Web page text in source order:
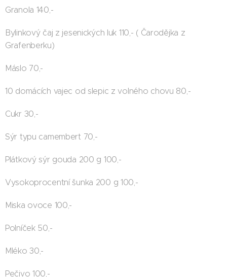
Granola 140,-
Bylinkový čaj z jesenických luk 110,- ( Čarodějka z
Grafenberku)
Máslo 70,-
10 domácích vajec od slepic z volného chovu 80,-
Cukr 30,-
Sýr typu camembert 70,-
Plátkový sýr gouda 200 g 100,-
Vysokoprocentní šunka 200 g 100,-
Miska ovoce 100,-
Polníček 50,-
Mléko 30,-
Pečivo 100,-